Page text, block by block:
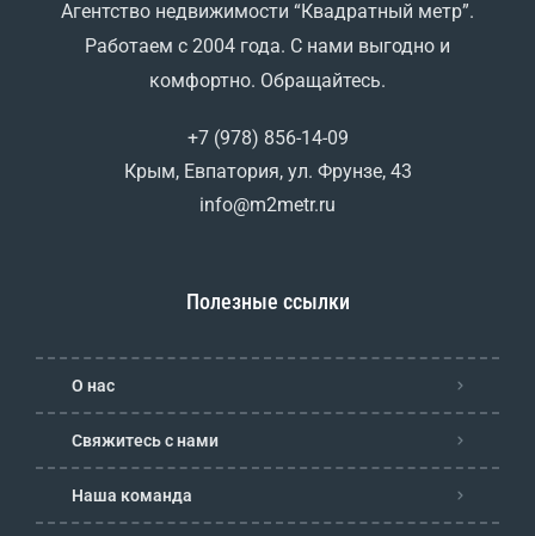
Агентство недвижимости “Квадратный метр”.
Работаем с 2004 года. С нами выгодно и
комфортно. Обращайтесь.
+7 (978) 856-14-09
Крым, Евпатория, ул. Фрунзе, 43
info@m2metr.ru
Полезные ссылки
О нас
Свяжитесь с нами
Наша команда